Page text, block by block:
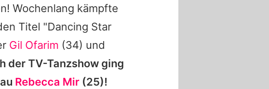
Wochenlang kämpfte
Titel "Dancing Star
Gil Ofarim (34) und
der TV-Tanzshow ging
Rebecca Mir (25)!